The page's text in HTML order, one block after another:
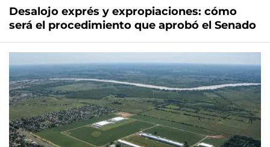
Desalojo exprés y expropiaciones: cómo
será el procedimiento que aprobó el Senado